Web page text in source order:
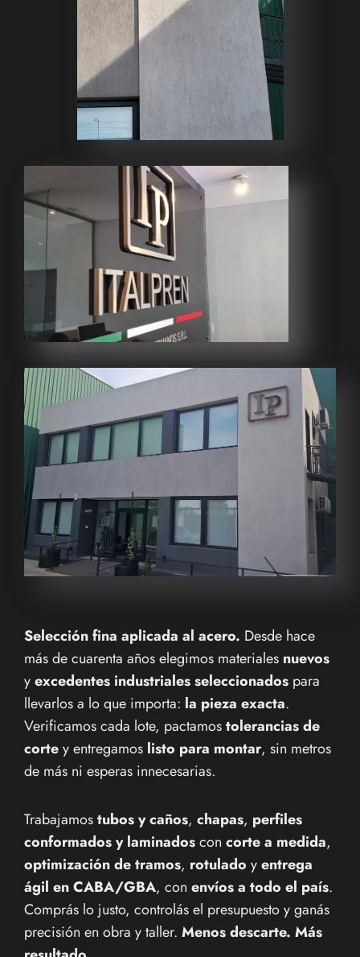
Selección fina aplicada al acero. Desde hace
más de cuarenta años elegimos materiales nuevos
yexcedentes industriales seleccionados para
llevarlos a lo que importa: la pieza exacta.
Verificamos cada lote, pactamostolerancias de
cortey entregamos listo para montar, sin metros
de más ni esperas innecesarias.
Trabajamostubos y caños, chapas, perfiles
conformados y laminadoscon corte a medida,
optimización de tramos, rotulado yentrega
ágil en CABA/GBA, con envíos a todo el país.
Comprás lo justo, controlás el presupuesto y ganás
precisión en obra y taller. Menos descarte. Más